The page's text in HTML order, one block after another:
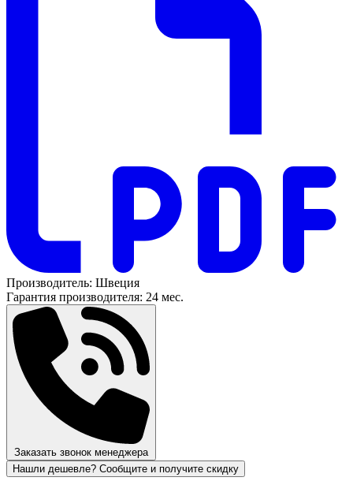
Производитель: Швеция
Гарантия производителя: 24 мес.
Заказать звонок менеджера
Нашли дешевле? Сообщите и получите скидку